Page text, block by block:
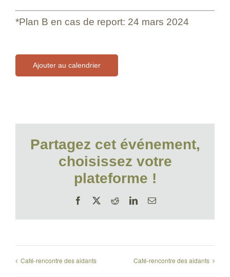
*Plan B en cas de report: 24 mars 2024
Ajouter au calendrier
Partagez cet événement,
choisissez votre
plateforme !
Facebook RedditLinkedInEmail
Café-rencontre des aidants Café-rencontre des aidants